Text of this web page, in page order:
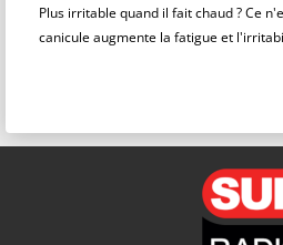
Plus irritable quand il fait chaud ? Ce
canicule augmente la fatigue et